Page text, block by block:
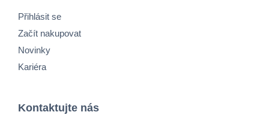
Přihlásit se
Začít nakupovat
Novinky
Kariéra
Kontaktujte nás